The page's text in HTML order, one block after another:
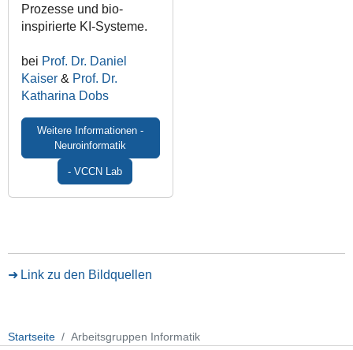
Prozesse und bio-
inspirierte KI-Systeme.
bei Prof. Dr. Daniel
Kaiser& Prof. Dr.
Katharina Dobs
Weitere Informationen -
Neuroinformatik
- VCCN Lab
Link zu den Bildquellen
Startseite Arbeitsgruppen Informatik